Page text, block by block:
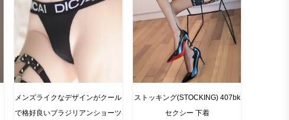
メンズライクなデザインがクール
で格好良いブラジリアンショーツ
ストッキング(STOCKING) 407bk
セクシー 下着